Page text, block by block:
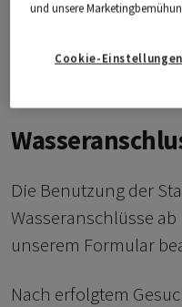
Die Benutzung der
Wasseranschlüsse
unserem Formular
Nach erfolgtem
und unsere
Cookie-Einstellungen